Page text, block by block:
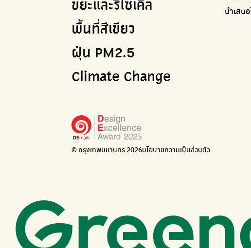
ขยะและรีไซเคิล
พื้นที่สีเขียว
ฝุ่น PM2.5
Climate Change
นำเสน
© กรุงเทพมหานคร 2026นโยบายความเป็นส่วนตัว